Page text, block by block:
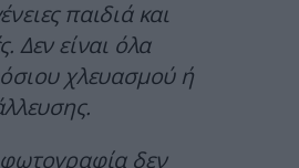
παιδιά και
Δεν είναι όλα
χλευασμού ή
δεν